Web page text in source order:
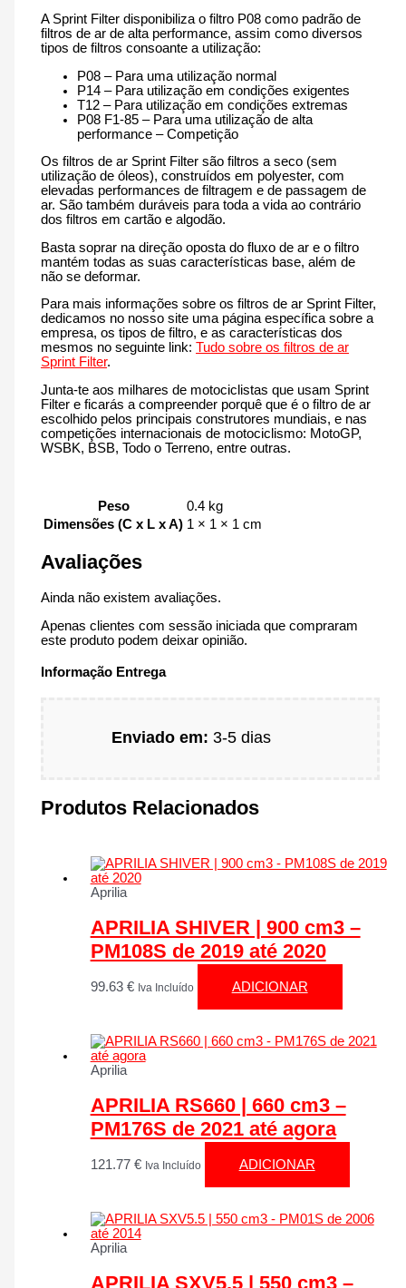
A Sprint Filter disponibiliza o filtro P08 como padrão de
filtros de ar de alta performance, assim como diversos
tipos de filtros consoante a utilização:
P08 – Para uma utilização normal
P14 – Para utilização em condições exigentes
T12 – Para utilização em condições extremas
P08 F1-85 – Para uma utilização de alta
performance – Competição
Os filtros de ar Sprint Filter são filtros a seco (sem
utilização de óleos), construídos em polyester, com
elevadas performances de filtragem e de passagem de
ar. São também duráveis para toda a vida ao contrário
dos filtros em cartão e algodão.
Basta soprar na direção oposta do fluxo de ar e o filtro
mantém todas as suas características base, além de
não se deformar.
Para mais informações sobre os filtros de ar Sprint Filter,
dedicamos no nosso site uma página específica sobre a
empresa, os tipos de filtro, e as características dos
mesmos no seguinte link:Tudo sobre os filtros de ar
Sprint Filter.
Junta-te aos milhares de motociclistas que usam Sprint
Filter e ficarás a compreender porquê que é o filtro de ar
escolhido pelos principais construtores mundiais, e nas
competições internacionais de motociclismo: MotoGP,
WSBK, BSB, Todo o Terreno, entre outras.
Peso
0.4 kg
Dimensões (C x L x A) 1 × 1 × 1 cm
Avaliações
Ainda não existem avaliações.
Apenas clientes com sessão iniciada que compraram
este produto podem deixar opinião.
Informação Entrega
Enviado em: 3-5 dias
Produtos Relacionados
Aprilia
APRILIA SHIVER | 900 cm3 –
PM108S de 2019 até 2020
99.63 € Iva Incluído ADICIONAR
Aprilia
APRILIA RS660 | 660 cm3 –
PM176S de 2021 até agora
121.77 € Iva Incluído ADICIONAR
Aprilia
APRILIA SXV5.5 | 550 cm3 –